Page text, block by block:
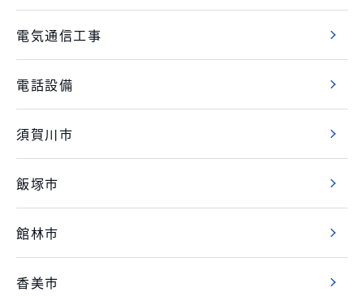
電気通信工事
電話設備
須賀川市
飯塚市
館林市
香美市